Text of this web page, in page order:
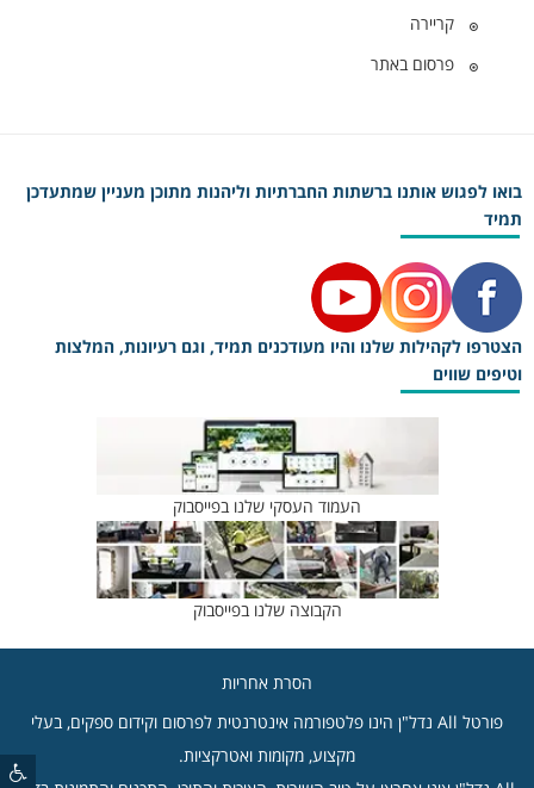
קריירה
פרסום באתר
בואו לפגוש אותנו ברשתות החברתיות וליהנות מתוכן מעניין שמתעדכן
תמיד
הצטרפו לקהילות שלנו והיו מעודכנים תמיד, וגם רעיונות, המלצות
וטיפים שווים
העמוד העסקי שלנו בפייסבוק
הקבוצה שלנו בפייסבוק
הסרת אחריות
פורטל All נדל"ן הינו פלטפורמה אינטרנטית לפרסום וקידום ספקים, בעלי
מקצוע, מקומות ואטרקציות.